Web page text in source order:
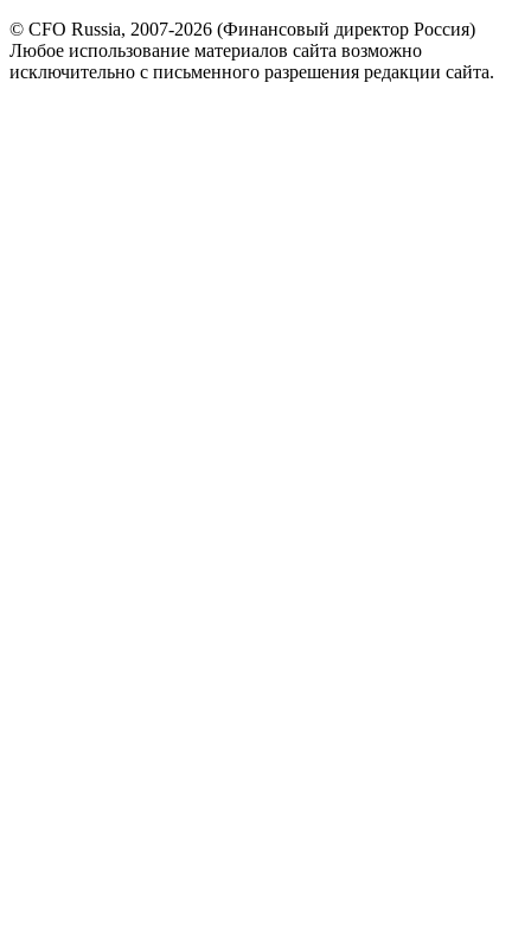
© CFO Russia, 2007-2026 (Финансовый директор Россия)
Любое использование материалов сайта возможно
исключительно с письменного разрешения редакции сайта.